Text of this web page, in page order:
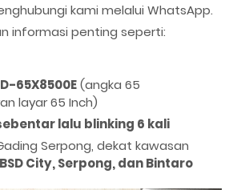
kami melalui WhatsApp.
informasi penting seperti:
65X8500E(angka 65
layar 65 Inch)
lalu blinking 6 kali
Serpong, dekat kawasan
City, Serpong, dan Bintaro